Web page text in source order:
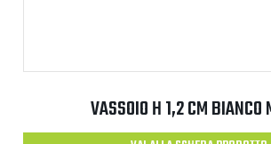
VASSOIO H 1,2 CM BIANCO